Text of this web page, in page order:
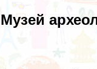
Музей